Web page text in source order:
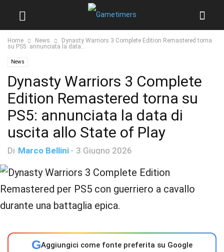
Home News
Dynasty Warriors 3 Complete Edition Remastered torna
su PS5: annunciata la data...
News
Dynasty Warriors 3 Complete
Edition Remastered torna su
PS5: annunciata la data di
uscita allo State of Play
Di Marco Bellini - 3 Giugno 2026
GAggiungici come fonte preferita su Google